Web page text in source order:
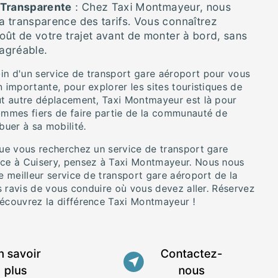
: Chez Taxi Montmayeur, nous
transparence des tarifs. Vous connaîtrez
de votre trajet avant de monter à bord, sans
d'un service de transport gare aéroport pour vous
importante, pour explorer les sites touristiques de
autre déplacement, Taxi Montmayeur est là pour
fiers de faire partie de la communauté de
à sa mobilité.
vous recherchez un service de transport gare
à Cuisery, pensez à Taxi Montmayeur. Nous nous
meilleur service de transport gare aéroport de la
ravis de vous conduire où vous devez aller. Réservez
la différence Taxi Montmayeur !
savoir
plus
Contactez-
nous